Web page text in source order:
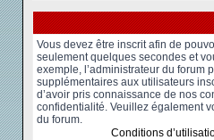
Vous devez être inscrit afin de
seulement quelques secondes et
exemple, l’administrateur du forum
supplémentaires aux utilisateurs
d’avoir pris connaissance de nos
confidentialité. Veuillez également
du forum.
Conditions